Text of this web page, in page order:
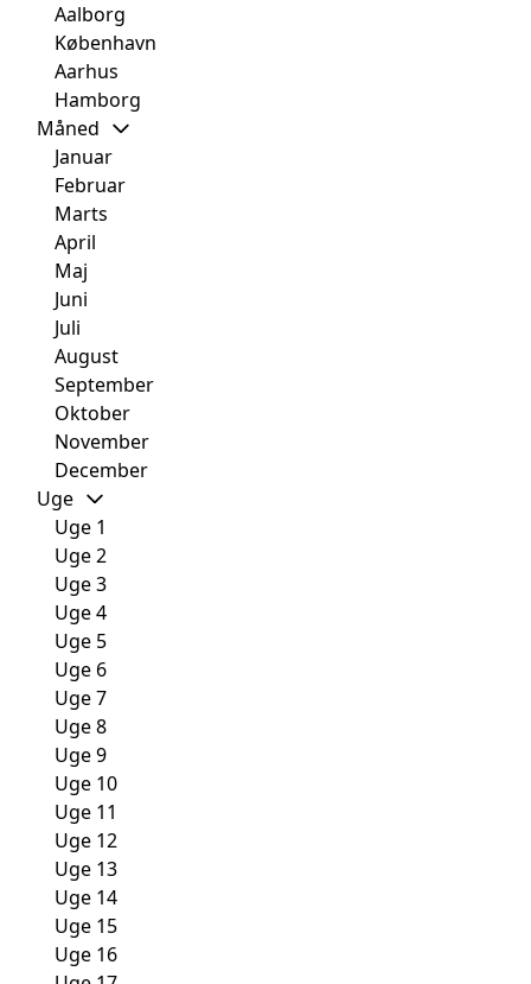
Aalborg
København
Aarhus
Hamborg
Måned
Januar
Februar
Marts
April
Maj
Juni
Juli
August
September
Oktober
November
December
Uge
Uge 1
Uge 2
Uge 3
Uge 4
Uge 5
Uge 6
Uge 7
Uge 8
Uge 9
Uge 10
Uge 11
Uge 12
Uge 13
Uge 14
Uge 15
Uge 16